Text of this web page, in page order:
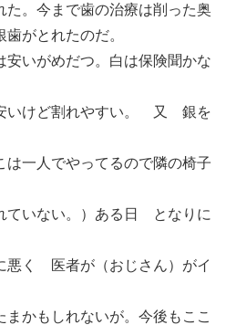
た。今まで歯の治療は削った奥
がとれたのだ。
安いがめだつ。白は保険聞かな
いけど割れやすい。 又 銀を
は一人でやってるので隣の椅子
ていない。）ある日 となりに
悪く 医者が（おじさん）がイ
かもしれないが。今後もここ